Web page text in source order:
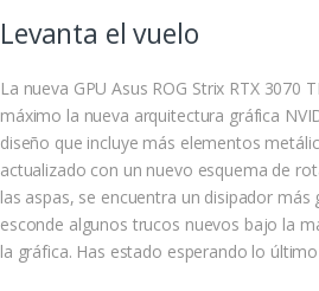
Levanta el vuelo
La nueva GPU Asus ROG Strix RTX
máximo la nueva arquitectura gráfica
diseño que incluye más elementos
actualizado con un nuevo esquema de
las aspas, se encuentra un disipador
esconde algunos trucos nuevos bajo la
la gráfica. Has estado esperando lo